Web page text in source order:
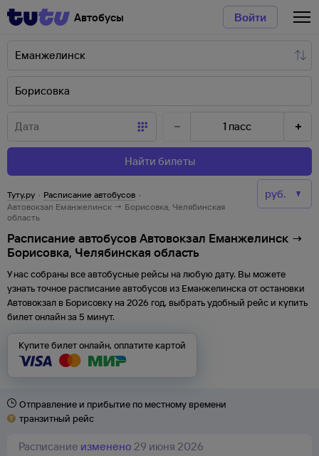
Автобусы Войти
1 пасс
Найти билеты
Туту.ру · Расписание автобусов ·
Автовокзал Еманжелинск → Борисовка, Челябинская
область
Расписание автобусов Автовокзал Еманжелинск →
Борисовка, Челябинская область
У нас собраны все автобусные рейсы на любую дату. Вы можете
узнать точное расписание автобусов из Еманжелинска отостановки
Автовокзал в Борисовку на 2026 год, выбрать удобный рейс и купить
билет онлайн за 5 минут.
Купите билет онлайн, оплатите картой
Отправление и прибытие по местному времени
транзитный рейс
Расписание изменено 29 июня 2026